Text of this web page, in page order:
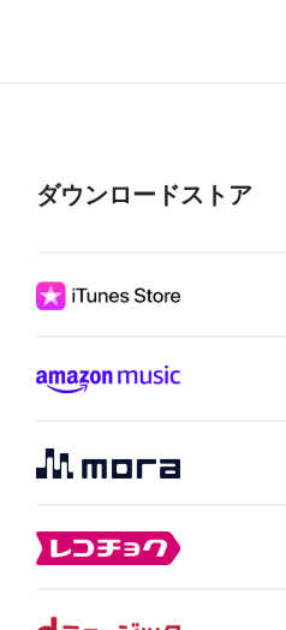
ダウンロードストア